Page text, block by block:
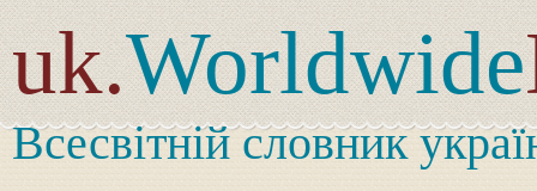
uk.Worldwide
Всесвітній словник